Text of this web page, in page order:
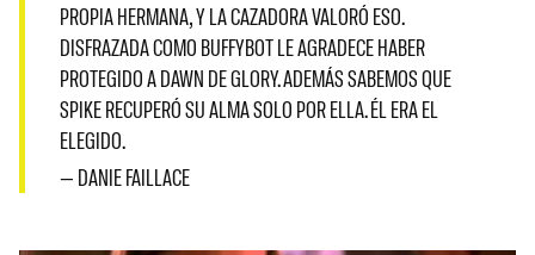
PROPIA HERMANA, Y LA CAZADORA VALORÓ ESO.
DISFRAZADA COMO BUFFYBOT LE AGRADECE HABER
PROTEGIDO A DAWN DE GLORY. ADEMÁS SABEMOS QUE
SPIKE RECUPERÓ SU ALMA SOLO POR ELLA. ÉL ERA EL
ELEGIDO.
— DANIE FAILLACE